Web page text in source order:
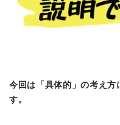
今回は「具体的」の考え方
す。